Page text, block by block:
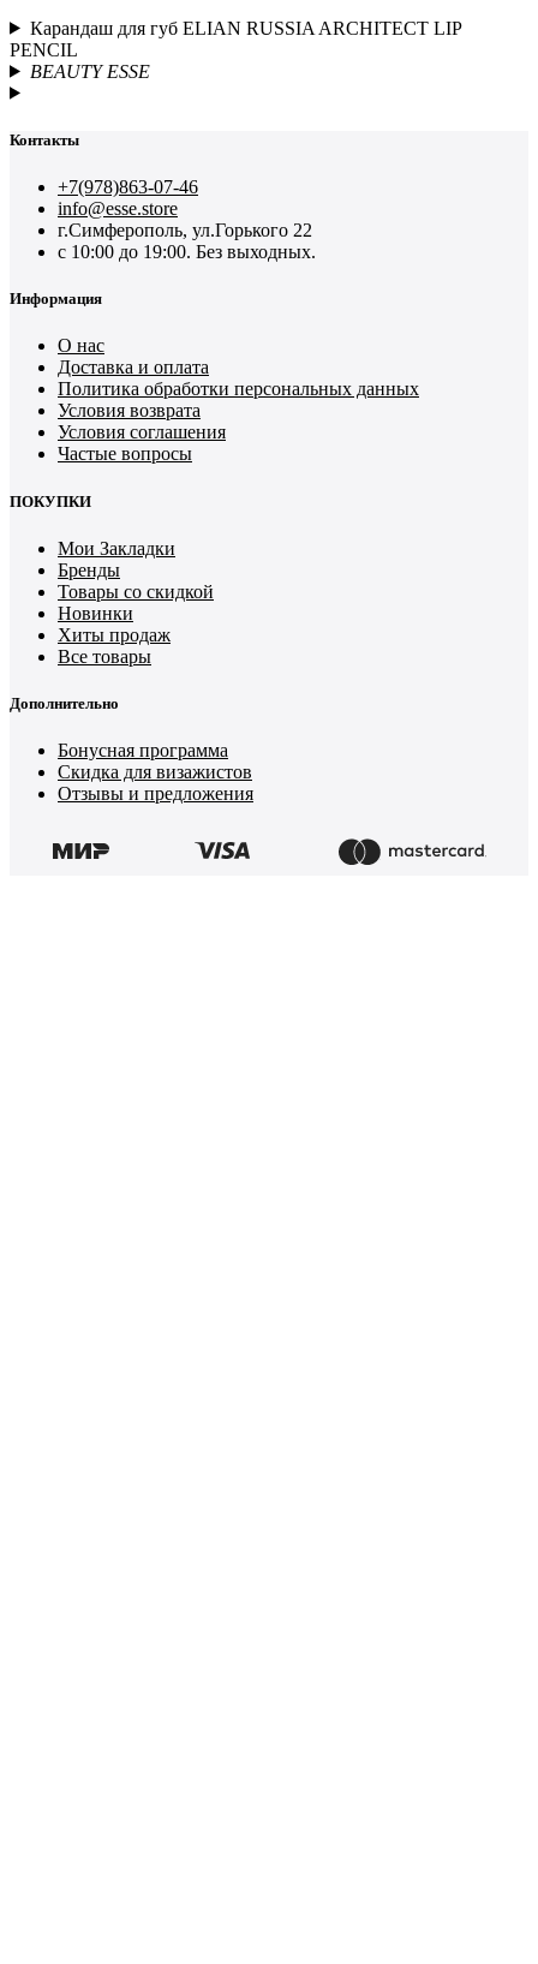
Карандаш для губ ELIAN RUSSIA ARCHITECT LIP
PENCIL
BEAUTY ESSE
Контакты
+7(978)863-07-46
info@esse.store
г.Симферополь, ул.Горького 22
с 10:00 до 19:00. Без выходных.
Информация
О нас
Доставка и оплата
Политика обработки персональных данных
Условия возврата
Условия соглашения
Частые вопросы
ПОКУПКИ
Мои Закладки
Бренды
Товары со скидкой
Новинки
Хиты продаж
Все товары
Дополнительно
Бонусная программа
Скидка для визажистов
Отзывы и предложения